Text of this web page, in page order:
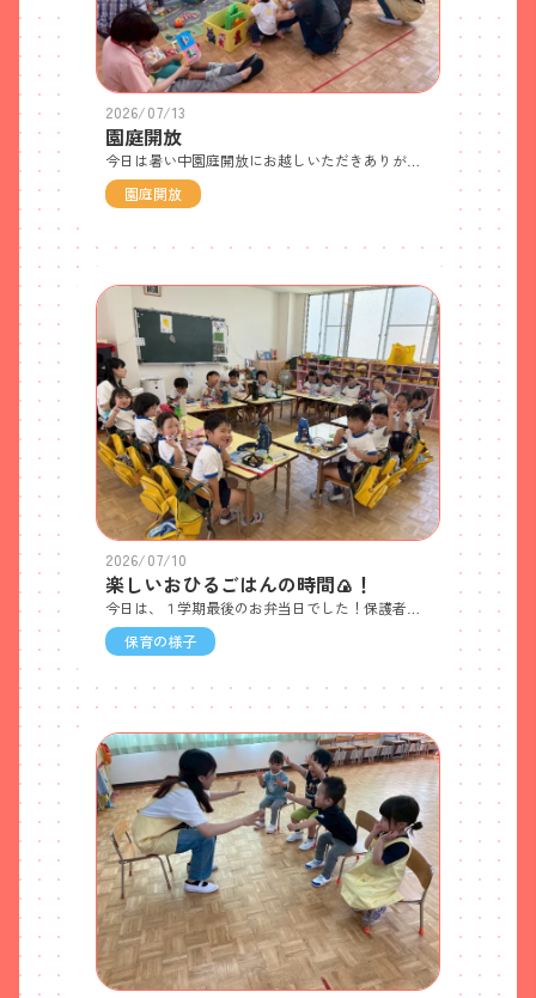
2026/07/13
園庭開放
園庭開放
2026/07/10
楽しいおひるごはんの時間🍙！
保育の様子